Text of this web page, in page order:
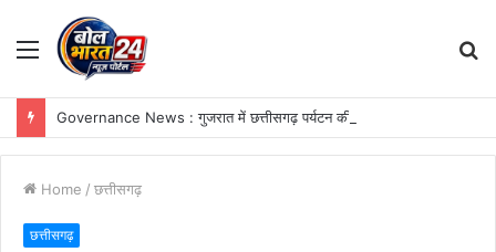
Menu
Home / छत्तीसगढ़
छत्तीसगढ़